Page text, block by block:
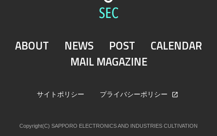
ABOUT NEWS POST
CALENDAR
MAIL MAGAZINE
サイトポリシー プライバシーポリシー
Copyright(C) SAPPORO ELECTRONICS AND INDUSTRIES CULTIVATION